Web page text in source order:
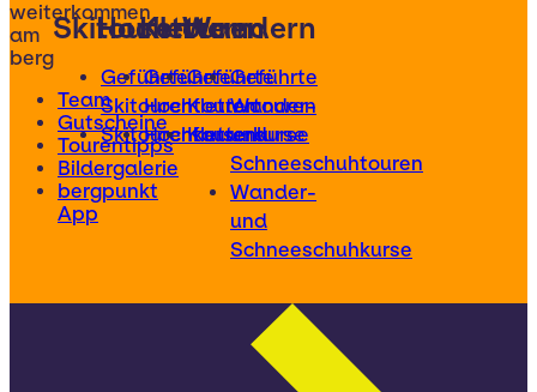
weiterkommen
am
berg
Team
Gutscheine
Tourentipps
Bildergalerie
bergpunkt
App
Skitouren
Geführte
Skitouren
Skitourenkurse
Hochtouren
Geführte
Hochtouren
Hochtourenkurse
Klettern
Geführte
Klettertouren
Kletterkurse
Wandern
Geführte
Wander-
und
Schneeschuhtouren
Wander-
und
Schneeschuhkurse